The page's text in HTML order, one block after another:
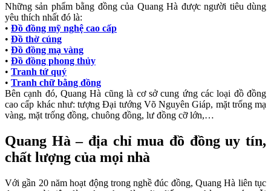
Những sản phẩm bằng đồng của Quang Hà được người tiêu dùng
yêu thích nhất đó là:
• Đồ đồng mỹ nghệ cao cấp
• Đồ thờ cúng
• Đồ đồng mạ vàng
• Đồ đồng phong thủy
• Tranh tứ quý
• Tranh chữ bằng đồng
Bên cạnh đó, Quang Hà cũng là cơ sở cung ứng các loại đồ đồng
cao cấp khác như: tượng Đại tướng Võ Nguyên Giáp, mặt trống mạ
vàng, mặt trống đồng, chuông đồng, lư đồng cỡ lớn,…
Quang Hà – địa chỉ mua đồ đồng uy tín,
chất lượng của mọi nhà
Với gần 20 năm hoạt động trong nghề đúc đồng, Quang Hà liên tục